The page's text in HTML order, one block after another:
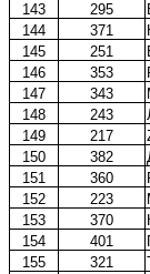
143
295
144
371
145
251
146
353
147
343
148
243
149
217
150
382
151
360
152
223
153
370
154
401
155
321